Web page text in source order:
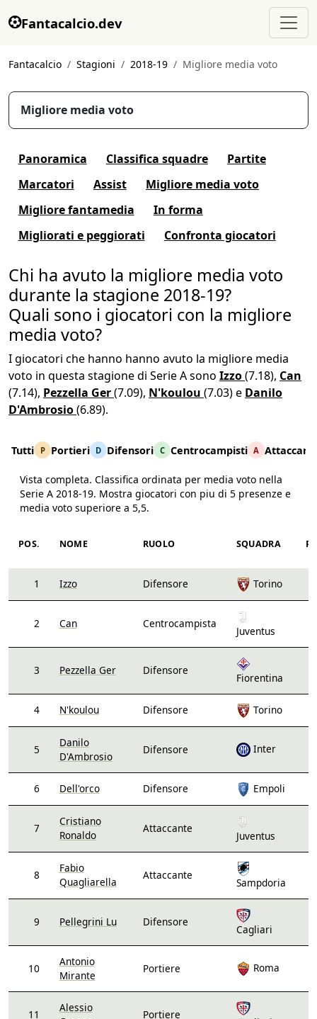
Fantacalcio.dev
Fantacalcio Stagioni 2018-19 Migliore media voto
Migliore media voto
Panoramica Classifica squadre
Partite
Marcatori
Assist
Migliore media voto
Migliore fantamedia
In forma
Migliorati e peggiorati
Confronta giocatori
Chi ha avuto la migliore media voto
durante la stagione 2018-19?
Quali sono i giocatori con la migliore
media voto?
I giocatori che hanno hanno avuto la migliore media
voto in questa stagione di Serie A sono Izzo(7.18), Can
(7.14), Pezzella Ger(7.09), N'koulou (7.03) e Danilo
D'Ambrosio(6.89).
Tutti P Portieri D Difensori C Centrocampisti A Attaccanti
Vista completa. Classifica ordinata per media voto nella
Serie A 2018-19. Mostra giocatori con piu di 5 presenze e
media voto superiore a 5,5.
POS. NOME RUOLO SQUADRA
1 Izzo Difensore Torino
2 Can Centrocampista
Juventus
3 Pezzella Ger Difensore
Fiorentina
4 N'koulou Difensore Torino
5
Danilo
D'Ambrosio
Difensore Inter
6 Dell'orco Difensore Empoli
7
Cristiano
Ronaldo
Attaccante
Juventus
8
Fabio
Quagliarella
Attaccante
Sampdoria
9 Pellegrini Lu Difensore
Cagliari
10
Antonio
Mirante
Portiere Roma
11
Alessio
Portiere